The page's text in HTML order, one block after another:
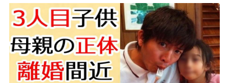
な元アイドルが工藤静香と1年前からの別居生活で
離婚間近の真相に言葉を失う...